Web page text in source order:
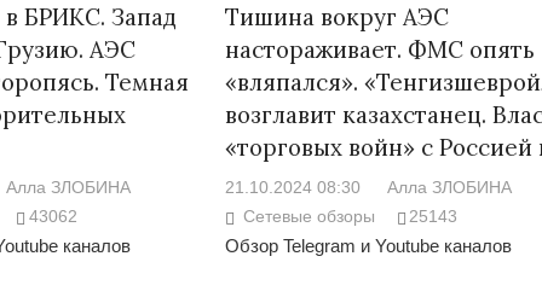
БРИКС. Запад
АЭС
Темная
Алла ЗЛОБИНА
43062
каналов
Тишина вокруг АЭС
настораживает. ФМС опять
«вляпался».
возглавит казахстанец.
«торговых войн» с Россией
21.10.2024 08:30
Алла ЗЛОБИНА
Сетевые обзоры
25143
Обзор Telegram и Youtube каналов
мошенниками
30.10.2024